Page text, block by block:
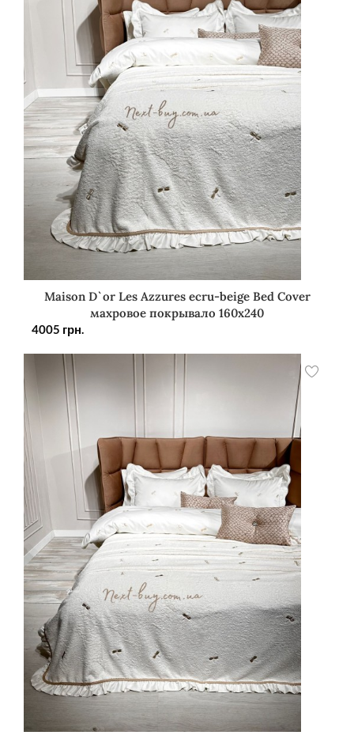
Maison D`or Les Azzures ecru-beige Bed Cover
махровое покрывало 160х240
4005 грн.